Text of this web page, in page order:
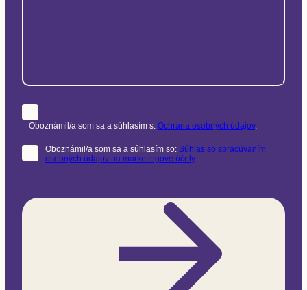
Oboznámil/a som sa a súhlasím s: Ochrana osobných údajov.
Oboznámil/a som sa a súhlasím so: Súhlas so spracúvaním
osobných údajov na marketingové účely.